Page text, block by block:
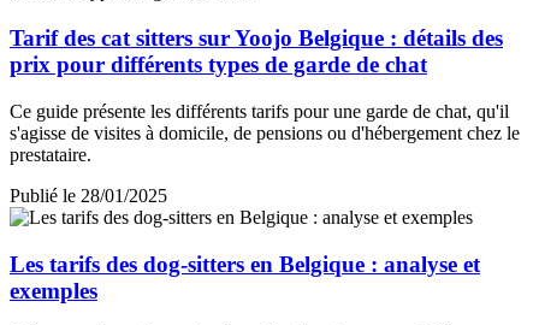
Tarif des cat sitters sur Yoojo Belgique : détails des
prix pour différents types de garde de chat
Ce guide présente les différents tarifs pour une garde de chat, qu'il
s'agisse de visites à domicile, de pensions ou d'hébergement chez le
prestataire.
Publié le 28/01/2025
Les tarifs des dog-sitters en Belgique : analyse et
exemples